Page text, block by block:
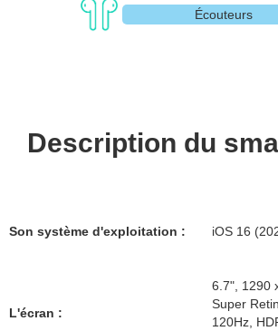
Écouteurs
Description du
Son système d'exploitation : iOS 16
L'écran :
6.7", 1290
Super
120Hz,